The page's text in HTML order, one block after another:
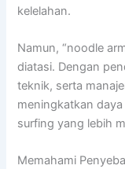
kelelahan.
Namun, “noodle
diatasi. Dengan
teknik, serta
meningkatkan
surfing yang lebih
Memahami